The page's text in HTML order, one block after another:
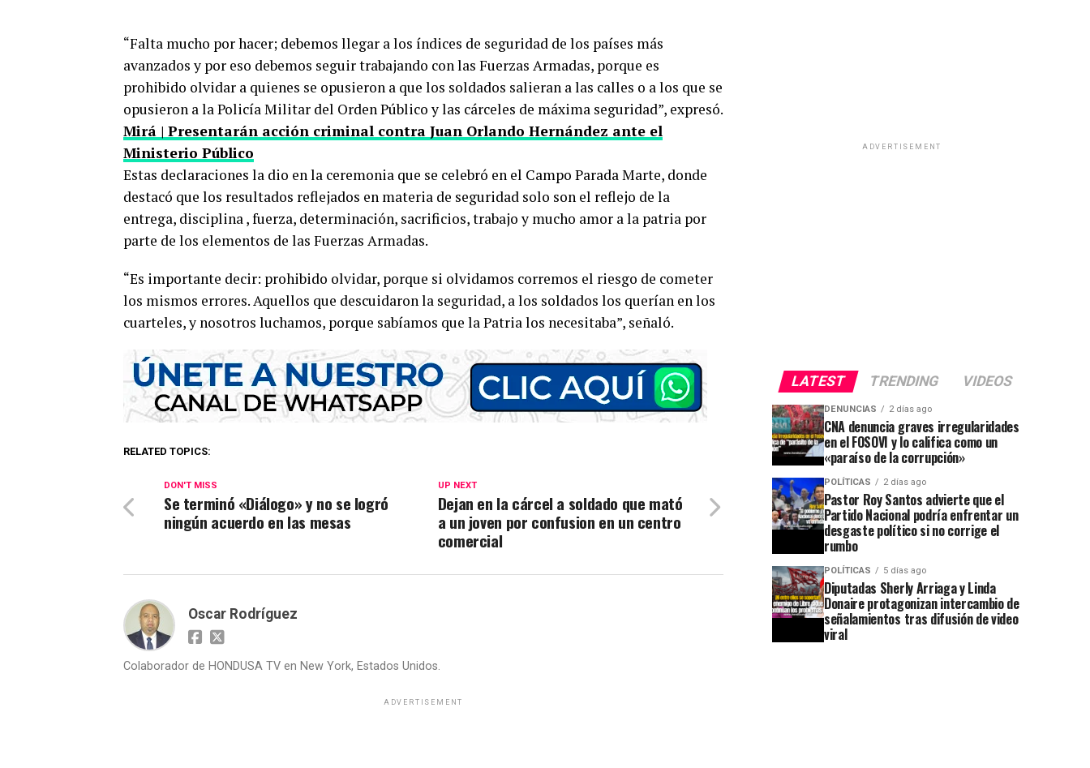
“Falta mucho por hacer; debemos llegar a los índices de seguridad de los países más
avanzados y por eso debemos seguir trabajando con las Fuerzas Armadas, porque es
prohibido olvidar a quienes se opusieron a que los soldados salieran a las calles o a los que se
opusieron a la Policía Militar del Orden Público y las cárceles de máxima seguridad”, expresó.
Mirá | Presentarán acción criminal contra Juan Orlando Hernández ante el
Ministerio Público
Estas declaraciones la dio en la ceremonia que se celebró en el Campo Parada Marte, donde
destacó que los resultados reflejados en materia de seguridad solo son el reflejo de la
entrega, disciplina , fuerza, determinación, sacrificios, trabajo y mucho amor a la patria por
parte de los elementos de las Fuerzas Armadas.
“Es importante decir: prohibido olvidar, porque si olvidamos corremos el riesgo de cometer
los mismos errores. Aquellos que descuidaron la seguridad, a los soldados los querían en los
cuarteles, y nosotros luchamos, porque sabíamos que la Patria los necesitaba”, señaló.
RELATED TOPICS:
UP NEXT
Dejan en la cárcel a soldado que mató
a un joven por confusion en un centro
comercial
DON'T MISS
Se terminó «Diálogo» y no se logró
ningún acuerdo en las mesas
Oscar Rodríguez
Colaborador de HONDUSA TV en New York, Estados Unidos.
ADVERTISEMENT
ADVERTISEMENT
LATEST TRENDING VIDEOS
DENUNCIAS 2 días ago
CNA denuncia graves irregularidades
en el FOSOVI y lo califica como un
«paraíso de la corrupción»
POLÍTICAS 2 días ago
Pastor Roy Santos advierte que el
Partido Nacional podría enfrentar un
desgaste político si no corrige el
rumbo
POLÍTICAS 5 días ago
Diputadas Sherly Arriaga y Linda
Donaire protagonizan intercambio de
señalamientos tras difusión de video
viral